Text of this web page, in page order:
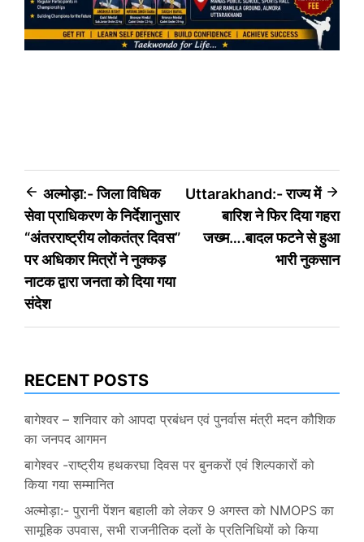
Post
navigation
अल्मोड़ा:- जिला विधिक
सेवा प्राधिकरण के निर्देशानुसार
“अंतरराष्ट्रीय लोकतंत्र दिवस”
पर अधिकार मित्रों ने नुक्कड़
नाटक द्वारा जनता को दिया गया
संदेश
Uttarakhand:- राज्य में
बारिश ने फिर दिया गहरा
जख्म….बादल फटने से हुआ
भारी नुकसान
RECENT POSTS
बागेश्वर – शनिवार को आपदा प्रबंधन एवं पुनर्वास मंत्री मदन कौशिक
का जनपद आगमन
बागेश्वर -राष्ट्रीय हथकरघा दिवस पर बुनकरों एवं शिल्पकारों को
किया गया सम्मानित
अल्मोड़ा:- पुरानी पेंशन बहाली को लेकर 9 अगस्त को NMOPS का
सामूहिक उपवास, सभी राजनीतिक दलों के प्रतिनिधियों को किया